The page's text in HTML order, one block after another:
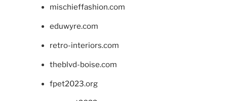
mischieffashion.com
eduwyre.com
retro-interiors.com
theblvd-boise.com
fpet2023.org